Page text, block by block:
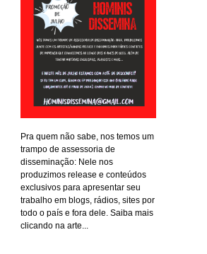
Pra quem não sabe, nos temos um
trampo de assessoria de
disseminação: Nele nos
produzimos release e conteúdos
exclusivos para apresentar seu
trabalho em blogs, rádios, sites por
todo o país e fora dele. Saiba mais
clicando na arte...